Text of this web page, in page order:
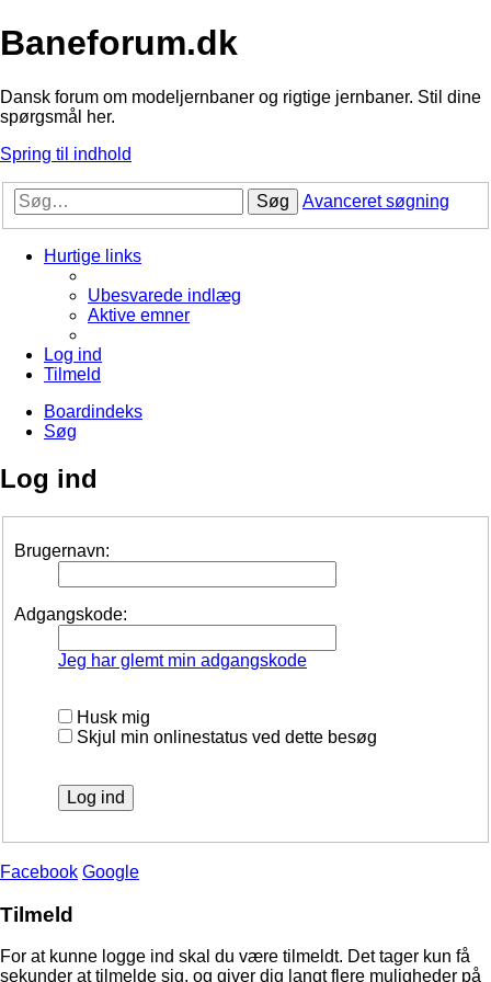
Baneforum.dk
Dansk forum om modeljernbaner og rigtige jernbaner. Stil dine
spørgsmål her.
Spring til indhold
Søg Avanceret søgning
Hurtige links
Ubesvarede indlæg
Aktive emner
Log ind
Tilmeld
Boardindeks
Søg
Log ind
Brugernavn:
Adgangskode:
Jeg har glemt min adgangskode
Husk mig
Skjul min onlinestatus ved dette besøg
Facebook Google
Tilmeld
For at kunne logge ind skal du være tilmeldt. Det tager kun få
sekunder at tilmelde sig, og giver dig langt flere muligheder på